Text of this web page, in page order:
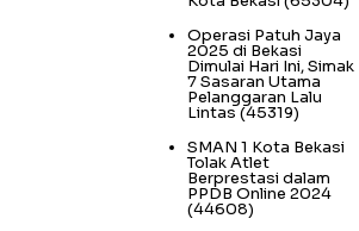
Operasi Patuh Jaya
2025 di Bekasi
Dimulai Hari Ini, Simak
7 Sasaran Utama
Pelanggaran Lalu
Lintas(45319)
SMAN 1 Kota Bekasi
Tolak Atlet
Berprestasi dalam
PPDB Online 2024
(44608)